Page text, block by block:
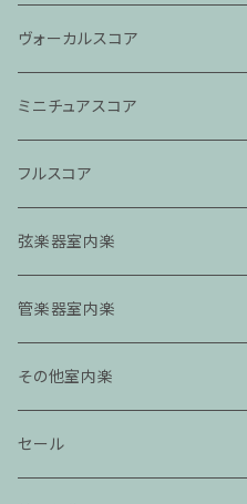
ヴォーカルスコア
ミニチュアスコア
フルスコア
弦楽器室内楽
管楽器室内楽
その他室内楽
セール